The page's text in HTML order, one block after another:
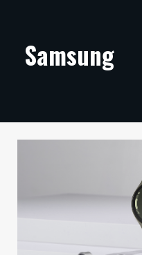
ARTIKKELIT
TECHBBS
Samsung